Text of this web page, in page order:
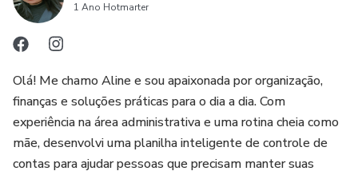
1 Ano Hotmarter
Olá! Me chamo Aline e sou apaixonada por organização,
finanças e soluções práticas para o dia a dia. Com
experiência na área administrativa e uma rotina cheia como
mãe, desenvolvi uma planilha inteligente de controle de
contas para ajudar pessoas que precisam manter suas